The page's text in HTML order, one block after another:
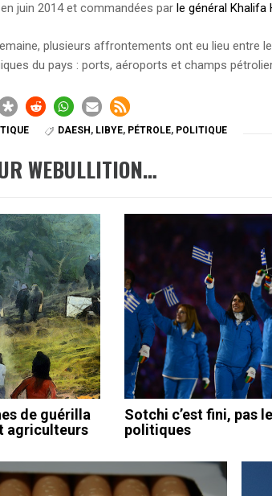
juin 2014 et commandées parle général Khalifa
plusieurs affrontements ont eu lieu entre
du pays : ports, aéroports et champs
DAESH , LIBYE, PÉTROLE, POLITIQUE
WEBULLITION…
de guérilla
agriculteurs
Sotchi c’est fini, pas
politiques